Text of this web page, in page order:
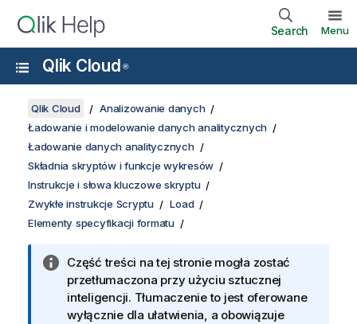
Search Menu
Qlik Cloud ®
Qlik Cloud
Analizowanie danych
Ładowanie i modelowanie danych analitycznych
Ładowanie danych analitycznych
Składnia skryptów i funkcje wykresów
Instrukcje i słowa kluczowe skryptu
Zwykłe instrukcje Scryptu
Load
Elementy specyfikacji formatu
Część treści na tej stronie mogła zostać
przetłumaczona przy użyciu sztucznej
inteligencji. Tłumaczenie to jest oferowane
wyłącznie dla ułatwienia, a obowiązuje